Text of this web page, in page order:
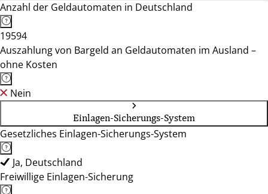
Anzahl der Geldautomaten in Deutschland
19594
Auszahlung von Bargeld an Geldautomaten im Ausland –
ohne Kosten
Nein
Einlagen-Sicherungs-System
Gesetzliches Einlagen-Sicherungs-System
Ja, Deutschland
Freiwillige Einlagen-Sicherung